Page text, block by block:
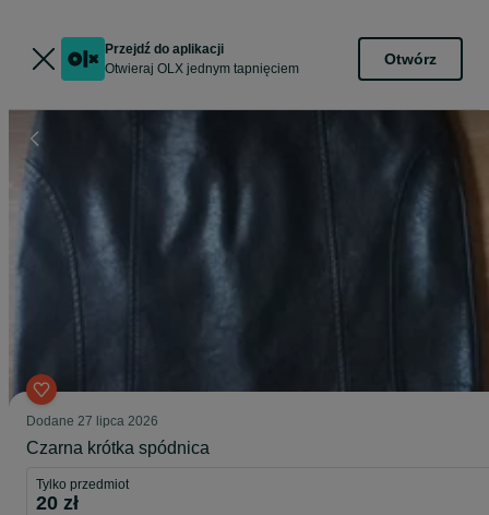
Przejdź do aplikacji
Otwieraj OLX jednym tapnięciem
Otwórz
Dodane 27 lipca 2026
Czarna krótka spódnica
Tylko przedmiot
20 zł